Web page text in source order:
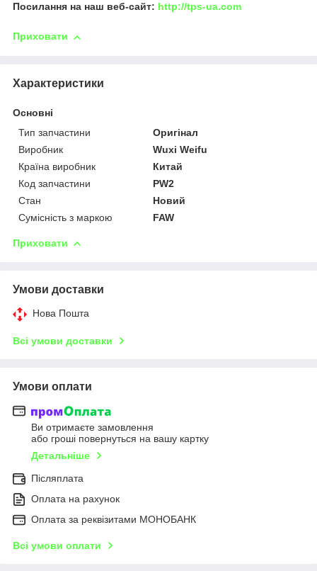
Посилання на наш веб-сайт: http://tps-ua.com
Приховати
Характеристики
Основні
Тип запчастини
Оригінал
Виробник
Wuxi Weifu
Країна виробник
Китай
Код запчастини
PW2
Стан
Новий
Сумісність з маркою
FAW
Приховати
Умови доставки
Нова Пошта
Всі умови доставки
Умови оплати
Ви отримаєте замовлення
або гроші повернуться на вашу картку
Детальніше
Післяплата
Оплата на рахунок
Оплата за реквізитами МОНОБАНК
Всі умови оплати